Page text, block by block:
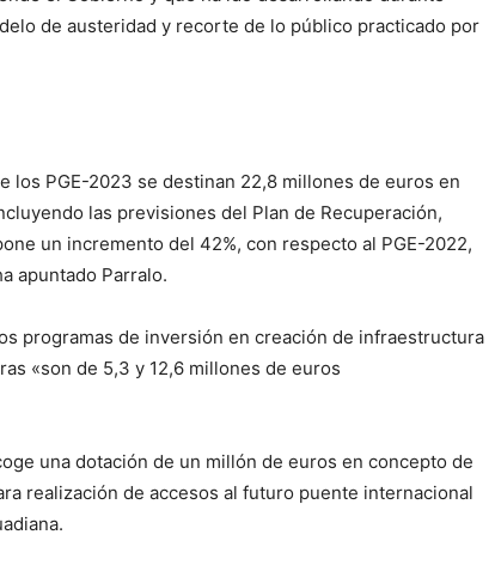
de austeridad y recorte de lo público practicado por
los PGE-2023 se destinan 22,8 millones de euros en
las previsiones del Plan de Recuperación,
un incremento del 42%, con respecto al PGE-2022,
apuntado Parralo.
programas de inversión en creación de infraestructura
«son de 5,3 y 12,6 millones de euros
una dotación de un millón de euros en concepto de
realización de accesos al futuro puente internacional